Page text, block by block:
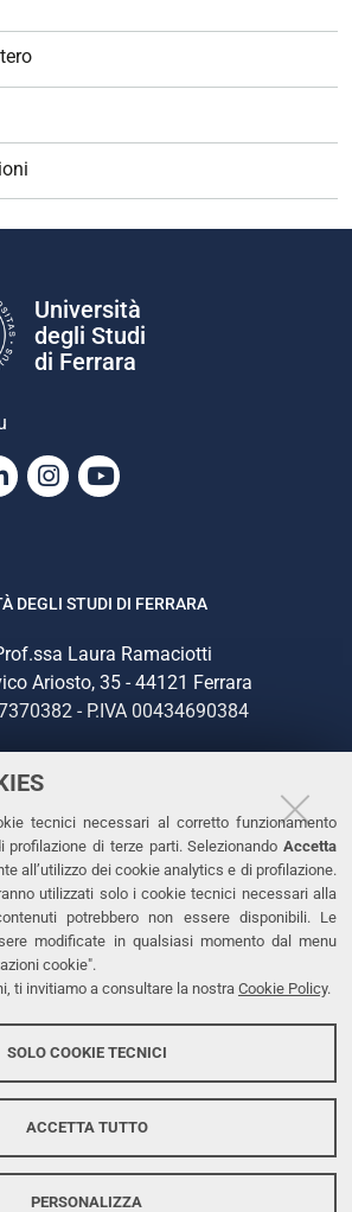
tecnici necessari al corretto funzionamento
di terze parti. Selezionando Accetta
all’utilizzo dei cookie analytics e di profilazione.
utilizzati solo i cookie tecnici necessari alla
potrebbero non essere disponibili. Le
modificate in qualsiasi momento dal menu
cookie".
ti invitiamo a consultare la nostra Cookie Policy.
SOLO COOKIE TECNICI
ACCETTA TUTTO
PERSONALIZZA
Università
degli Studi
di Ferrara
LinkedinInstagram
Youtube
DEGLI STUDI DI FERRARA
Laura Ramaciotti
Ariosto, 35 - 44121 Ferrara
- P.IVA 00434690384
293111
293031
di accessibilità
dati personali